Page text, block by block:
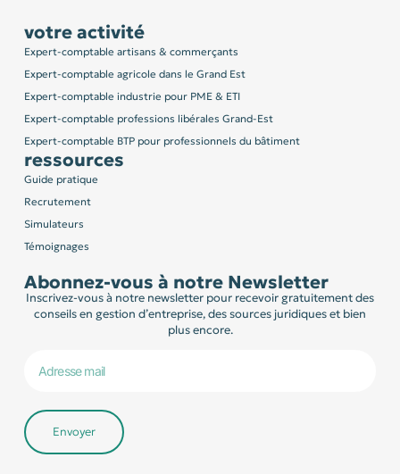
votre activité
Expert-comptable artisans & commerçants
Expert-comptable agricole dans le Grand Est
Expert-comptable industrie pour PME & ETI
Expert-comptable professions libérales Grand-Est
Expert-comptable BTP pour professionnels du bâtiment
ressources
Guide pratique
Recrutement
Simulateurs
Témoignages
Abonnez-vous à notre Newsletter
Inscrivez-vous à notre newsletter pour recevoir gratuitement des
conseils en gestion d’entreprise, des sources juridiques et bien
plus encore.
Envoyer